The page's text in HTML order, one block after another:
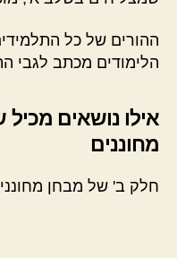
ההורים של כל
הלימודים מכתב לגבי
אילו נושאים
מחוננים
חלק ב' של מבחן